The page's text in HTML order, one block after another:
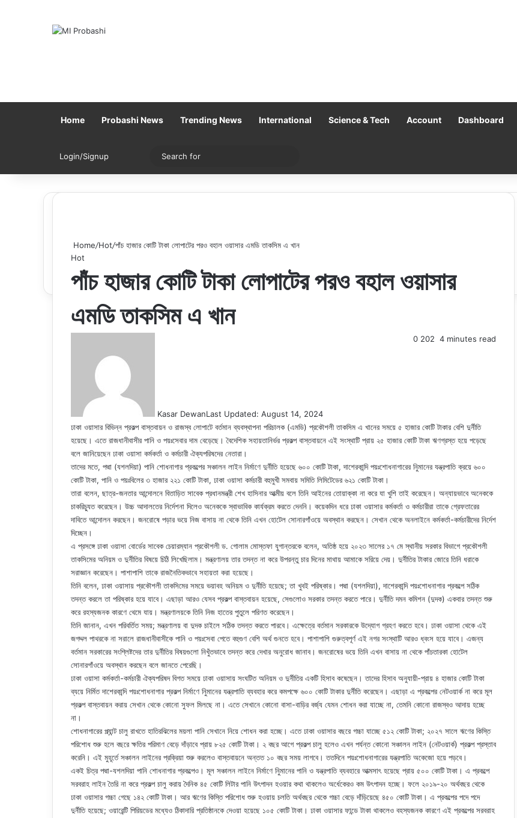
Home Probashi News Trending News International Science & Tech Account Dashboard
Login/Signup Switch skin
for
Home/Hot/পাঁচ হাজার কোটি টাকা লোপাটের পরও বহাল ওয়াসার এমডি তাকসিম এ খান
Hot
পাঁচ হাজার কোটি টাকা লোপাটের পরও বহাল ওয়াসার
এমডি তাকসিম এ খান
Kasar DewanLast Updated: August 14, 2024
0 202 4 minutes read
ঢাকা ওয়াসার বিভিন্ন প্রকল্প বাস্তবায়ন ও রাজস্ব লোপাটে বর্তমান ব্যবস্থাপনা পরিচালক (এমডি) প্রকৌশলী তাকসিম এ খানের সময়ে ৫ হাজার কোটি টাকার বেশি দুর্নীতি
হয়েছে। এতে রাজধানীবাসীর পানি ও পয়ঃসেবার দাম বেড়েছে। বৈদেশিক সহায়তানির্ভর প্রকল্প বাস্তবায়নে এই সংস্থাটি প্রায় ২৫ হাজার কোটি টাকা ঋণগ্রস্ত হয়ে পড়েছে
বলে জানিয়েছেন ঢাকা ওয়াসা কর্মকর্তা ও কর্মচারী ঐক্যপরিষদের নেতারা।
তাদের মতে, পদ্মা (যশলদিয়া) পানি শোধনাগার প্রকল্পের সঞ্চালন লাইন নির্মাণে দুর্নীতি হয়েছে ৬০০ কোটি টাকা, দাশেরকান্দি পয়ঃশোধনাগারের নিুমানের যন্ত্রপাতি ক্রয়ে ৬০০
কোটি টাকা, পানি ও পয়ঃবিলের ৩ হাজার ২২১ কোটি টাকা, ঢাকা ওয়াসা কর্মচারী বহুমুখী সমবায় সমিতি লিমিটেডের ৬২১ কোটি টাকা।
তারা বলেন, ছাত্র-জনতার আন্দোলনে বিতাড়িত সাবেক প্রধানমন্ত্রী শেখ হাসিনার আত্মীয় বলে তিনি আইনের তোয়াক্কা না করে যা খুশি তাই করেছেন। অন্যায়ভাবে অনেককে
চাকরিচ্যুত করেছেন। উচ্চ আদালতের নির্দেশনা দিলেও অনেককে স্বাভাবিক কার্যক্রম করতে দেননি। কয়েকদিন ধরে ঢাকা ওয়াসার কর্মকর্তা ও কর্মচারীরা তাকে গ্রেফতারের
দাবিতে আন্দোলন করছেন। জনরোষে পড়ার ভয়ে নিজ বাসায় না থেকে তিনি এখন হোটেল সোনারগাঁওয়ে অবস্থান করছেন। সেখান থেকে অনলাইনে কর্মকর্তা-কর্মচারীদের নির্দেশ
দিচ্ছেন।
এ প্রসঙ্গে ঢাকা ওয়াসা বোর্ডের সাবেক চেয়ারম্যান প্রকৌশলী ড. গোলাম মোস্তফা যুগান্তরকে বলেন, অতিষ্ঠ হয়ে ২০২৩ সালের ১৭ মে স্থানীয় সরকার বিভাগে প্রকৌশলী
তাকসিমের অনিয়ম ও দুর্নীতির বিষয়ে চিঠি লিখেছিলাম। মন্ত্রণালয় তার তদন্ত না করে উপরন্তু চার দিনের মাথায় আমাকে সরিয়ে দেয়। দুর্নীতির টাকার জোরে তিনি ধরাকে
সরাজ্ঞান করেছেন। পাশাপাশি তাকে রাজনৈতিকভাবে সহায়তা করা হয়েছে।
তিনি বলেন, ঢাকা ওয়াসায় প্রকৌশলী তাকসিমের সময়ে ভয়াবহ অনিয়ম ও দুর্নীতি হয়েছে; তা খুবই পরিষ্কার। পদ্মা (যশলদিয়া), দাশেরকান্দি পয়ঃশোধনাগার প্রকল্পে সঠিক
তদন্ত করলে তা পরিষ্কার হয়ে যাবে। এছাড়া আরও যেসব প্রকল্প বাস্তবায়ন হয়েছে, সেগুলোও সরকার তদন্ত করতে পারে। দুর্নীতি দমন কমিশন (দুদক) একবার তদন্ত শুরু
করে রহস্যজনক কারণে থেমে যায়। মন্ত্রণালয়কে তিনি নিজ হাতের পুতুলে পরিণত করেছেন।
তিনি জানান, এখন পরিবর্তিত সময়; মন্ত্রণালয় বা দুদক চাইলে সঠিক তদন্ত করতে পারবে। এক্ষেত্রে বর্তমান সরকারকে উদ্যোগ গ্রহণ করতে হবে। ঢাকা ওয়াসা থেকে এই
জগদ্দল পাথরকে না সরালে রাজধানীবাসীকে পানি ও পয়ঃসেবা পেতে বহুগুণ বেশি অর্থ গুনতে হবে। পাশাপাশি গুরুত্বপূর্ণ এই নগর সংস্থাটি আরও ধ্বংস হয়ে যাবে। এজন্য
বর্তমান সরকারের সংশ্লিষ্টদের তার দুর্নীতির বিষয়গুলো নিখুঁতভাবে তদন্ত করে দেখার অনুরোধ জানাব। জনরোষের ভয়ে তিনি এখন বাসায় না থেকে পাঁচতারকা হোটেল
সোনারগাঁওয়ে অবস্থান করছেন বলে জানতে পেরেছি।
ঢাকা ওয়াসা কর্মকর্তা-কর্মচারী ঐক্যপরিষদ বিগত সময়ে ঢাকা ওয়াসায় সংঘটিত অনিয়ম ও দুর্নীতির একটি হিসাব কষেছেন। তাদের হিসাব অনুযায়ী-প্রায় ৪ হাজার কোটি টাকা
ব্যয়ে নির্মিত দাশেরকান্দি পয়ঃশোধনাগার প্রকল্প নির্মাণে নিুমানের যন্ত্রপাতি ব্যবহার করে কমপক্ষে ৬০০ কোটি টাকার দুর্নীতি করেছেন। এছাড়া এ প্রকল্পের নেটওয়ার্ক না করে মূল
প্রকল্প বাস্তবায়ন করায় সেখান থেকে কোনো সুফল মিলছে না। এতে সেখানে কোনো বাসা-বাড়ির বর্জ্য যেমন শোধন করা যাচ্ছে না, তেমনি কোনো রাজস্বও আদায় হচ্ছে
না।
শোধনাগারের প্ল্যান্ট চালু রাখতে হাতিরঝিলের ময়লা পানি সেখানে নিয়ে শোধন করা হচ্ছে। এতে ঢাকা ওয়াসার বছরে গচ্চা যাচ্ছে ৫১২ কোটি টাকা; ২০২৭ সালে ঋণের কিস্তি
পরিশোধ শুরু হলে বছরে ক্ষতির পরিমাণ বেড়ে দাঁড়াবে প্রায় ৮২৫ কোটি টাকা। ২ বছর আগে প্রকল্প চালু হলেও এখন পর্যন্ত কোনো সঞ্চালন লাইন (নেটওয়ার্ক) প্রকল্প প্রস্তাব
করেনি। এই মুহূর্তে সঞ্চালন লাইনের প্রক্রিয়া শুরু করলেও বাস্তবায়নে অন্তত ১০ বছর সময় লাগবে। ততদিনে পয়ঃশোধনাগারের যন্ত্রপাতি অকেজো হয়ে পড়বে।
একই চিত্র পদ্মা-যশলদিয়া পানি শোধনাগার প্রকল্পেও। মূল সঞ্চালন লাইনে নির্মাণে নিুমানের পানি ও যন্ত্রপাতি ব্যবহারে আত্মসাৎ হয়েছে প্রায় ৫০০ কোটি টাকা। এ প্রকল্পে
সরবরাহ লাইন তৈরি না করে প্রকল্প চালু করায় দৈনিক ৪৫ কোটি লিটার পানি উৎপাদন হওয়ার কথা থাকলেও অর্ধেকেরও কম উৎপাদন হচ্ছে। ফলে ২০১৯-২০ অর্থবছর থেকে
ঢাকা ওয়াসার গচ্চা গেছে ১৪২ কোটি টাকা। আর ঋণের কিস্তি পরিশোধ শুরু হওয়ায় চলতি অর্থবছর থেকে গচ্চা বেড়ে দাঁড়িয়েছে ৪৫০ কোটি টাকা। এ প্রকল্পের পদে পদে
দুর্নীতি হয়েছে; ওয়ারেন্টি পিরিয়ডের মধ্যেও ঠিকাদারি প্রতিষ্ঠানকে দেওয়া হয়েছে ১০৫ কোটি টাকা। ঢাকা ওয়াসার ফান্ডে টাকা থাকলেও বহস্যজনক কারণে এই প্রকল্পের সরবরাহ